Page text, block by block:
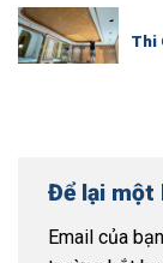
Thi
Để lại một
Email của